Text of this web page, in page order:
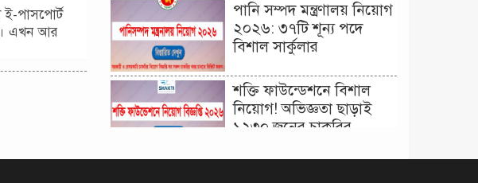
ই-পাসপোর্ট
এখন আর
পানি সম্পদ মন্ত্রণালয় নিয়োগ
২০২৬: ৩৭টি শূন্য পদে
বিশাল সার্কুলার
শক্তি ফাউন্ডেশনে বিশাল
নিয়োগ! অভিজ্ঞতা ছাড়াই
১২৩০ জনের চাকরির